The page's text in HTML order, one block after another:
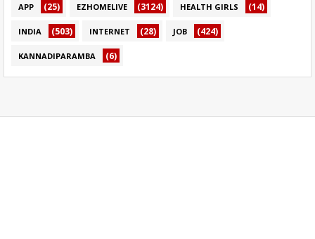
APP (25) EZHOMELIVE (3124) HEALTH GIRLS (14)
INDIA (503) INTERNET (28) JOB (424)
KANNADIPARAMBA (6)